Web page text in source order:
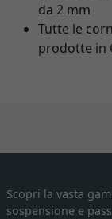
da 2 mm
Tutte le
prodotte in
Scopri la vasta
sospensione e